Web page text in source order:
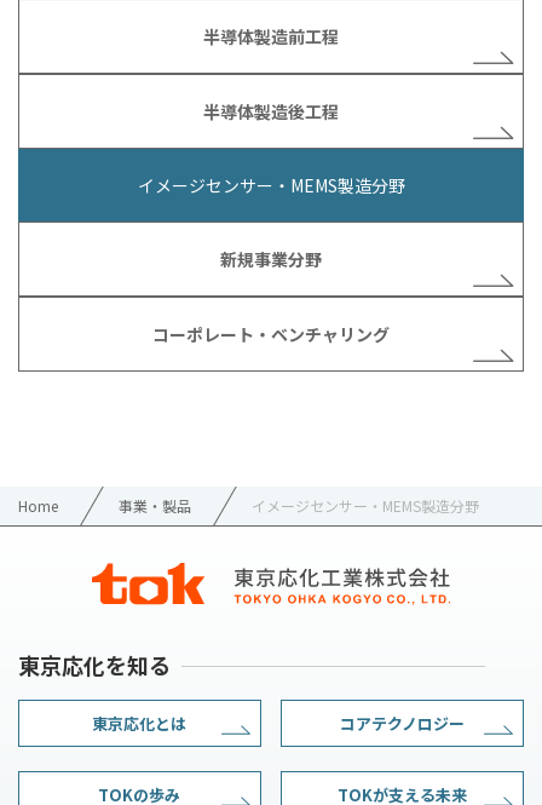
半導体製造前工程
半導体製造後工程
イメージセンサー・MEMS製造分野
新規事業分野
コーポレート・ベンチャリング
Home 事業・製品 イメージセンサー・MEMS製造分野
東京応化を知る
東京応化とは コアテクノロジー
TOKの歩み TOKが支える未来